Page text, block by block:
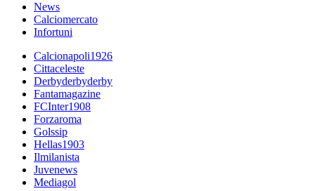
News
Calciomercato
Infortuni
Calcionapoli1926
Cittaceleste
Derbyderbyderby
Fantamagazine
FCInter1908
Forzaroma
Golssip
Hellas1903
Ilmilanista
Juvenews
Mediagol